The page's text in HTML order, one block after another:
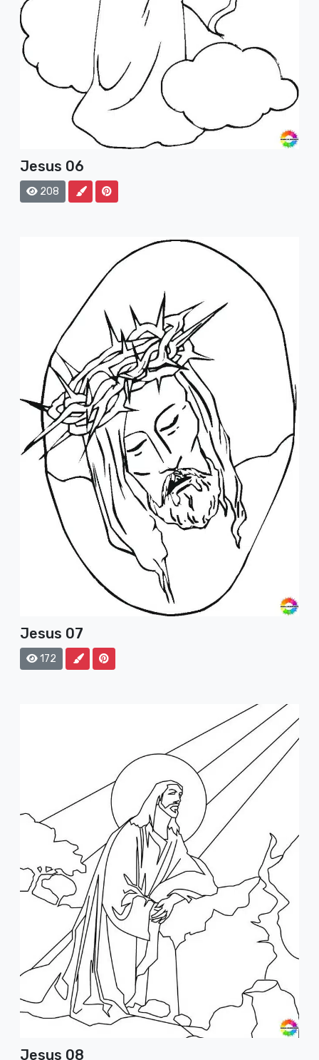
Jesus 06
208
Jesus 07
172
Jesus 08